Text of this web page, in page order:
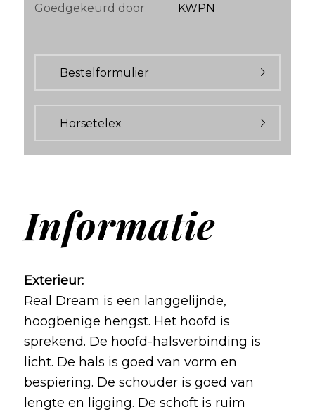
Goedgekeurd door
KWPN
Bestelformulier
Horsetelex
Informatie
Exterieur:
Real Dream is een langgelijnde,
hoogbenige hengst. Het hoofd is
sprekend. De hoofd-halsverbinding is
licht. De hals is goed van vorm en
bespiering. De schouder is goed van
lengte en ligging. De schoft is ruim